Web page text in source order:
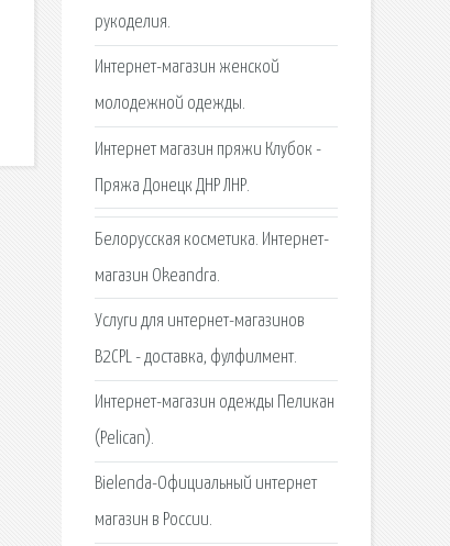
рукоделия.
Интернет-магазин женской
молодежной одежды.
Интернет магазин пряжи Клубок -
Пряжа Донецк ДНР ЛНР.
Белорусская косметика. Интернет-
магазин Okeandra.
Услуги для интернет-магазинов
B2CPL - доставка, фулфилмент.
Интернет-магазин одежды Пеликан
(Pelican).
Bielenda-Официальный интернет
магазин в России.